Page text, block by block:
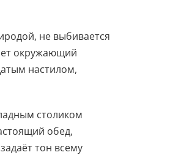
не выбивается
окружающий
настилом,
столиком
обед,
тон всему